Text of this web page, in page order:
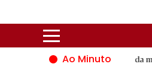
Ao Minuto
inovação do mundo da moda |